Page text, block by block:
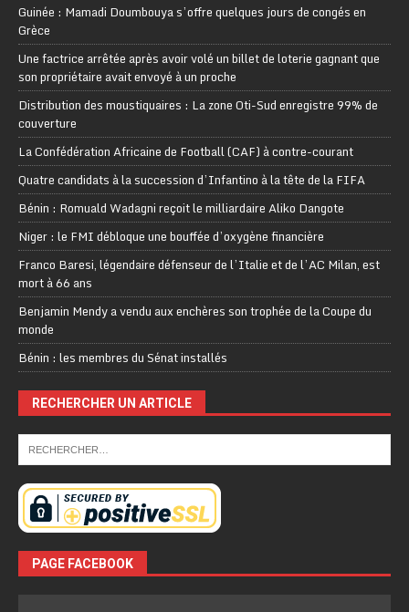
Guinée : Mamadi Doumbouya s’offre quelques jours de congés en
Grèce
Une factrice arrêtée après avoir volé un billet de loterie gagnant que
son propriétaire avait envoyé à un proche
Distribution des moustiquaires : La zone Oti-Sud enregistre 99% de
couverture
La Confédération Africaine de Football (CAF) à contre-courant
Quatre candidats à la succession d’Infantino à la tête de la FIFA
Bénin : Romuald Wadagni reçoit le milliardaire Aliko Dangote
Niger : le FMI débloque une bouffée d’oxygène financière
Franco Baresi, légendaire défenseur de l’Italie et de l’AC Milan, est
mort à 66 ans
Benjamin Mendy a vendu aux enchères son trophée de la Coupe du
monde
Bénin : les membres du Sénat installés
RECHERCHER UN ARTICLE
PAGE FACEBOOK